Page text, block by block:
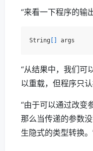
“来看一下程序的输
String
“从结果中，我们可
以重载，但程序只
“由于可以通过改变
那么当传递的参数
生隐式的类型转换。